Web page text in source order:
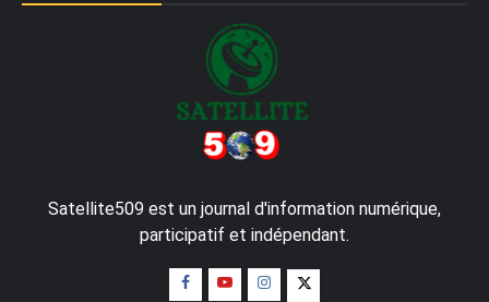
Satellite509 est un journal d'information numérique,
participatif et indépendant.